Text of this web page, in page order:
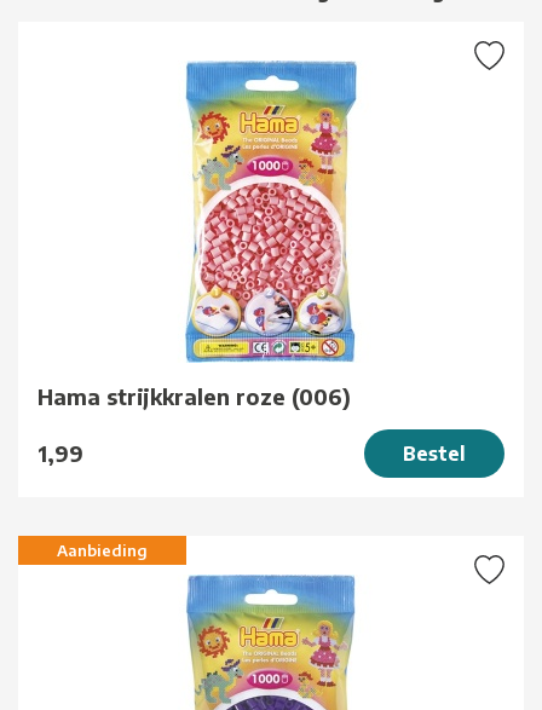
Hama strijkkralen roze (006)
1,99 Bestel
Aanbieding